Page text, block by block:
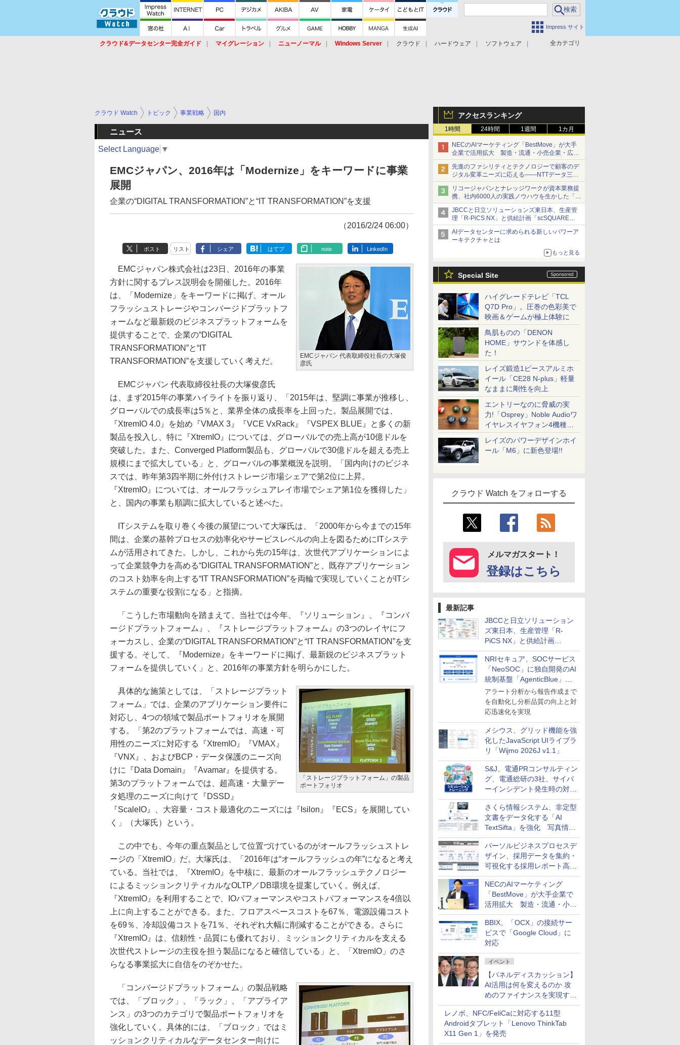
Impress サイト
全カテゴリ
クラウド&データセンター完全ガイド マイグレーション ニューノーマル Windows Server クラウド ハードウェア
ソフトウェア
アクセスランキング
1時間 24時間 1週間 1カ月
NECのAIマーケティング「BestMove」が大手
企業で活用拡大 製造・流通・小売企業・広告
代理店などが実装フェーズへ
先進のファシリティとテクノロジーで顧客のデ
ジタル変革ニーズに応える――NTTデータ三鷹
データセンターEAST
リコージャパンとナレッジワークが資本業務提
携、社内6000人の実践ノウハウを生かした「AI
商談記録 for RICOH」を展開へ
JBCCと日立ソリューションズ東日本、生産管
理「R-PiCS NX」と供給計画「scSQUARE
ISP」の連携サービスを提供開始
AIデータセンターに求められる新しいパワーア
ーキテクチャとは
もっと見る
Special Site
ハイグレードテレビ「TCL
Q7D Pro」。圧巻の色彩美で
映画＆ゲームが極上体験に
鳥肌ものの「DENON
HOME」サウンドを体感し
た！
レイズ鍛造1ピースアルミホ
イール「CE28 N-plus」軽量
なままに剛性を向上
エントリーなのに脅威の実
力!「Osprey」Noble Audioワ
イヤレスイヤフォン4機種を
一気に聴く
レイズのパワーデザインホイ
ール「M6」に新色登場!!
クラウド Watch をフォローする
メルマガスタート！
登録はこちら
最新記事
JBCCと日立ソリューション
ズ東日本、生産管理「R-
PiCS NX」と供給計画
「scSQUARE ISP」の連携サ
ービスを提供開始
NRIセキュア、SOCサービス
「NeoSOC」に独自開発のAI
統制基盤「AgenticBlue」を
導入
アラート分析から報告作成まで
を自動化し分析品質の向上と対
応迅速化を実現
メシウス、グリッド機能を強
化したJavaScript UIライブラ
リ「Wijmo 2026J v1.1」
S&J、電通PRコンサルティン
グ、電通総研の3社、サイバ
ーインシデント発生時の対応
と危機管理広報を一体的に訓
練するプログラムを提供
さくら情報システム、非定型
文書をデータ化する「AI
TextSifta」を強化 写真情報
のデータ化などに対応
パーソルビジネスプロセスデ
ザイン、採用データを集約・
可視化する採用レポート高速
化サービスを提供
NECのAIマーケティング
「BestMove」が大手企業で
活用拡大 製造・流通・小売
企業・広告代理店などが実装
フェーズへ
BBIX、「OCX」の接続サー
ビスで「Google Cloud」に
対応
イベント
【パネルディスカッション】
AI活用は何を変えるのか 攻
めのファイナンスを実現する
業務設計とマインドセット変
革
レノボ、NFC/FeliCaに対応する11型
Androidタブレット「Lenovo ThinkTab
X11 Gen 1」を発売
クラウド Watch トピック 事業戦略 国内
ニュース
Select Language ▼
EMCジャパン、2016年は「Modernize」をキーワードに事業
展開
企業の“DIGITAL TRANSFORMATION”と“IT TRANSFORMATION”を支援
（2016/2/24 06:00）
ポスト リスト シェア はてブ note LinkedIn
EMCジャパン 代表取締役社長の大塚俊
彦氏
EMCジャパン株式会社は23日、2016年の事業
方針に関するプレス説明会を開催した。2016年
は、「Modernize」をキーワードに掲げ、オール
フラッシュストレージやコンバージドプラットフ
ォームなど最新鋭のビジネスプラットフォームを
提供することで、企業の“DIGITAL
TRANSFORMATION”と“IT
TRANSFORMATION”を支援していく考えだ。
EMCジャパン 代表取締役社長の大塚俊彦氏
は、まず2015年の事業ハイライトを振り返り、「2015年は、堅調に事業が推移し、
グローバルでの成長率は5％と、業界全体の成長率を上回った。製品展開では、
『XtremIO 4.0』を始め『VMAX 3』『VCE VxRack』『VSPEX BLUE』と多くの新
製品を投入し、特に『XtremIO』については、グローバルでの売上高が10億ドルを
突破した。また、Converged Platform製品も、グローバルで30億ドルを超える売上
規模にまで拡大している」と、グローバルの事業概況を説明。「国内向けのビジネ
スでは、昨年第3四半期に外付けストレージ市場シェアで第2位に上昇。
『XtremIO』については、オールフラッシュアレイ市場でシェア第1位を獲得した」
と、国内の事業も順調に拡大していると述べた。
ITシステムを取り巻く今後の展望について大塚氏は、「2000年から今までの15年
間は、企業の基幹プロセスの効率化やサービスレベルの向上を図るためにITシステ
ムが活用されてきた。しかし、これから先の15年は、次世代アプリケーションによ
って企業競争力を高める“DIGITAL TRANSFORMATION”と、既存アプリケーション
のコスト効率を向上する“IT TRANSFORMATION”を両輪で実現していくことがITシ
ステムの重要な役割になる」と指摘。
「こうした市場動向を踏まえて、当社では今年、『ソリューション』、『コンバ
ージドプラットフォーム』、『ストレージプラットフォーム』の3つのレイヤにフ
ォーカスし、企業の“DIGITAL TRANSFORMATION”と“IT TRANSFORMATION”を支
援する。そして、『Modernize』をキーワードに掲げ、最新鋭のビジネスプラット
フォームを提供していく」と、2016年の事業方針を明らかにした。
「ストレージプラットフォーム」の製品
ポートフォリオ
具体的な施策としては、「ストレージプラット
フォーム」では、企業のアプリケーション要件に
対応し、4つの領域で製品ポートフォリオを展開
する。「第2のプラットフォームでは、高速・可
用性のニーズに対応する『XtremIO』『VMAX』
『VNX』、およびBCP・データ保護のニーズ向
けに『Data Domain』『Avamar』を提供する。
第3のプラットフォームでは、超高速・大量デー
タ処理のニーズに向けて『DSSD』
『ScaleIO』、大容量・コスト最適化のニーズには『Isilon』『ECS』を展開してい
く」（大塚氏）という。
この中でも、今年の重点製品として位置づけているのがオールフラッシュストレ
ージの「XtremIO」だ。大塚氏は、「2016年は“オールフラッシュの年”になると考え
ている。当社では、『XtremIO』を中核に、最新のオールフラッシュテクノロジー
によるミッションクリティカルなOLTP／DB環境を提案していく。例えば、
『XtremIO』を利用することで、IOパフォーマンスやコストパフォーマンスを4倍以
上に向上することができる。また、フロアスペースコストを67％、電源設備コスト
を69％、冷却設備コストを71％、それぞれ大幅に削減することができる。さらに
『XtremIO』は、信頼性・品質にも優れており、ミッションクリティカルを支える
次世代ストレージの主役を担う製品になると確信している」と、「XtremIO」のさ
らなる事業拡大に自信をのぞかせた。
「コンバージドプラットフォーム」の製品戦略
では、「ブロック」、「ラック」、「アプライア
ンス」の3つのカテゴリで製品ポートフォリオを
強化していく。具体的には、「ブロック」ではミ
ッションクリティカルなデータセンター向けに